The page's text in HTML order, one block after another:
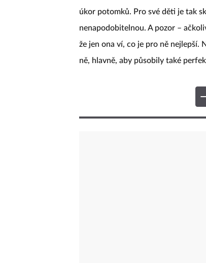
úkor potomků. Pro své děti je tak
nenapodobitelnou. A pozor –
že jen ona ví, co je pro ně nejlepší.
ně, hlavně, aby působily také